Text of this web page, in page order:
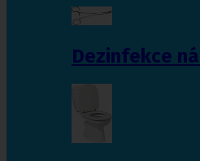
Dezinfekce